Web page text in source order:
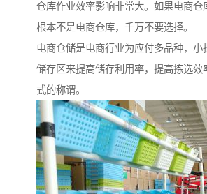
仓库作业效率影响非常大。如果电商仓
根本不是电商仓库，千万不要选择。
电商仓储是电商行业为应付多品种，小
储存区来提高储存利用率，提高拣选效
式的称谓。